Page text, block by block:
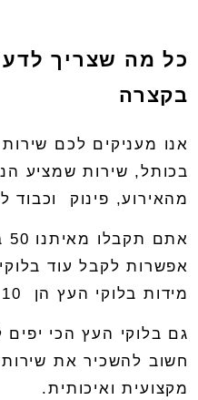
כל מה שצריך
בקצרה
אנו מעניקים לכם
בכותל, שירות שמציע
מהאירוע, פינוק
וכבוד
אפשרות לקבל עוד
מידות בלוקי העץ הן
גם בלוקי העץ הכי
חשוב להשכיר את
מקצועית ואיכותית.